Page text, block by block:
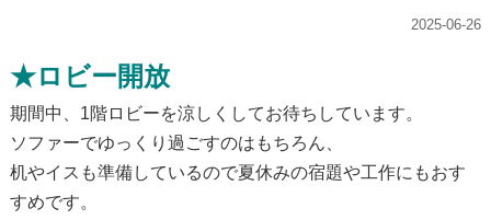
2025-06-26
★ロビー開放
期間中、1階ロビーを涼しくしてお待ちしています。
ソファーでゆっくり過ごすのはもちろん、
机やイスも準備しているので夏休みの宿題や工作にもおす
すめです。